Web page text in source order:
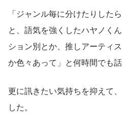
「ジャンル毎に分けたりした
と、語気を強くしたハヤノく
ション別とか、推しアーティ
か色々あって」と何時間でも
更に訊きたい気持ちを抑えて
した。